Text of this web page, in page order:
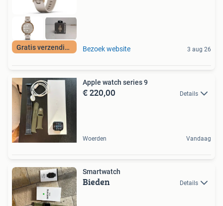
Gratis verzending Bezoek website 3 aug 26
Apple watch series 9
€ 220,00 Details
Woerden Vandaag
Smartwatch
Bieden Details